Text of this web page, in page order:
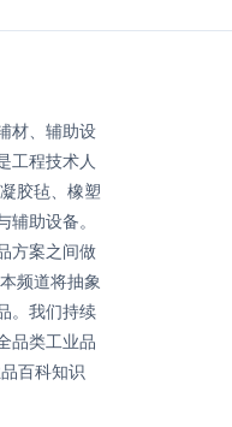
材、辅助设
工程技术人
胶毡、橡塑
助设备。
方案之间做
频道将抽象
。我们持续
品类工业品
百科知识